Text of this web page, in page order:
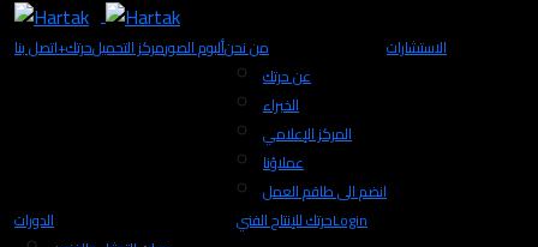
اتصل بنا +حرتكمركز التحميلألبوم الصورمن نحن
عن حرتك
الخبراء
المركز الإعلامي
عملاؤنا
انضم الى طاقم العمل
الاستشارات
الدورات
حرتك للإنتاج الفنيLogin